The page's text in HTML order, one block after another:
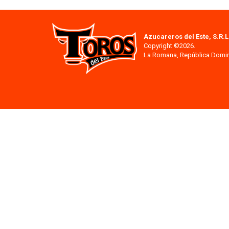
Azucareros del Este,
Copyright ©2026.
La Romana, República